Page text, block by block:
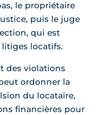
le propriétaire
puis le juge
qui est
locatifs.
des violations
ordonner la
du locataire,
financières pour